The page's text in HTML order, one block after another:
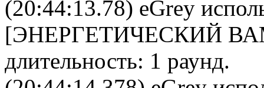
(20:44:13.78) eGrey
[ЭНЕРГЕТИЧЕСКИЙ
длительность: 1 раунд.